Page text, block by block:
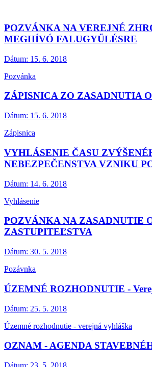
POZVÁNKA NA VEREJNÉ
MEGHÍVÓ FALUGYŰLÉSRE
Dátum: 15. 6. 2018
Pozvánka
ZÁPISNICA ZO ZASADNUTIA
Dátum: 15. 6. 2018
Zápisnica
VYHLÁSENIE ČASU
NEBEZPEČENSTVA VZNIKU
Dátum: 14. 6. 2018
Vyhlásenie
POZVÁNKA NA ZASADNUTIE
ZASTUPITEĽSTVA
Dátum: 30. 5. 2018
Pozávnka
ÚZEMNÉ ROZHODNUTIE -
Dátum: 25. 5. 2018
Územné rozhodnutie - verejná vyhláška
OZNAM - AGENDA
Dátum: 23. 5. 2018